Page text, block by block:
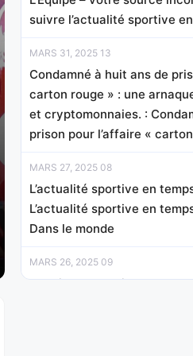
suivre l’actualité sportive en
MARS 31, 2025 13
Condamné à huit ans de
carton rouge » : une
et cryptomonnaies. :
prison pour l’affaire « carton
MARS 27, 2025 08
L’actualité sportive en
L’actualité sportive en
Dans le monde
MARS 26, 2025 09
Mathieu Kassovitz sera le